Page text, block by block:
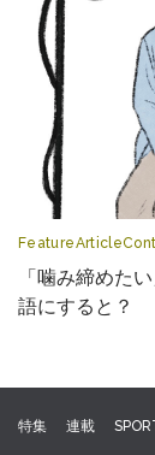
「噛み締めた
語にすると？
特集 連載